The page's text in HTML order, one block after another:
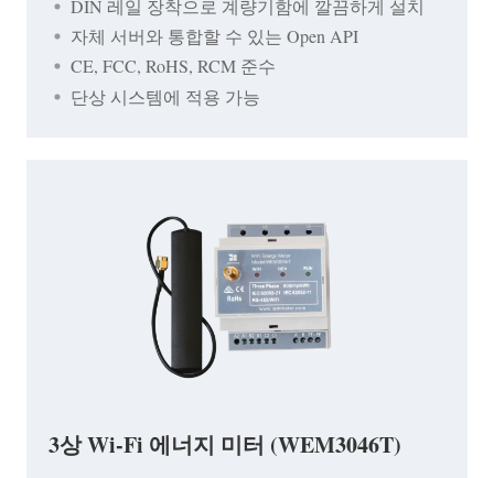
DIN 레일 장착으로 계량기함에 깔끔하게 설치
자체 서버와 통합할 수 있는 Open API
CE, FCC, RoHS, RCM 준수
단상 시스템에 적용 가능
3상 Wi-Fi 에너지 미터 (WEM3046T)